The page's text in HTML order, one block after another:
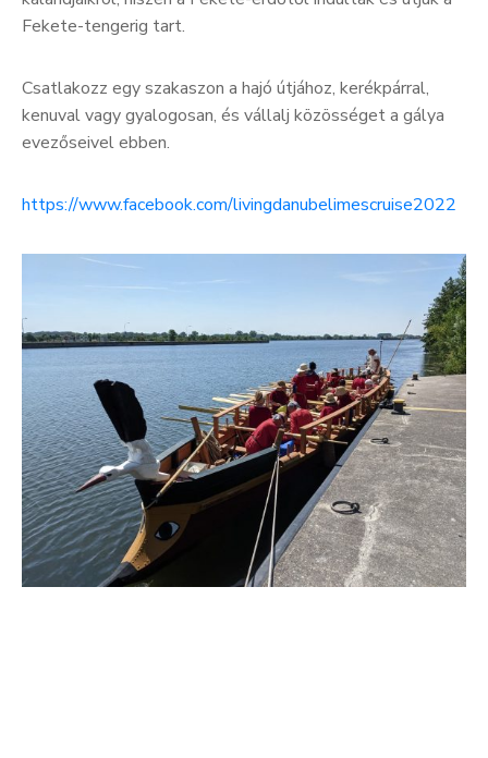
Fekete-tengerig tart.
Csatlakozz egy szakaszon a hajó útjához, kerékpárral,
kenuval vagy gyalogosan, és vállalj közösséget a gálya
evezőseivel ebben.
https://www.facebook.com/livingdanubelimescruise2022